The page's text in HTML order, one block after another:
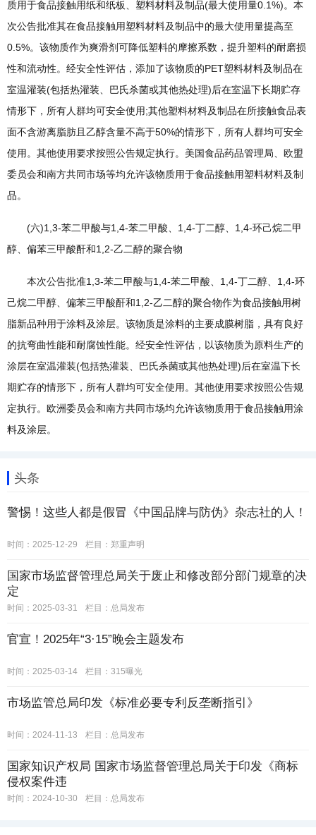
质用于食品接触用纸和纸板、塑料材料及制品(最大使用量0.1%)。本
次公告批准其在食品接触用塑料材料及制品中的最大使用量提高至
0.5%。该物质作为爽滑剂可降低塑料的摩擦系数，提升塑料的耐磨损
性和流动性。经安全性评估，添加了该物质的PET塑料材料及制品在
室温灌装(包括热灌装、巴氏杀菌或其他热处理)后在室温下长期贮存
情形下，所有人群均可安全使用;其他塑料材料及制品在所接触食品表
面不含游离脂肪且乙醇含量不高于50%的情形下，所有人群均可安全
使用。其他使用要求按照公告规定执行。美国食品药品管理局、欧盟
委员会和南方共同市场等均允许该物质用于食品接触用塑料材料及制
品。
(六)1,3-苯二甲酸与1,4-苯二甲酸、1,4-丁二醇、1,4-环己烷二甲
醇、偏苯三甲酸酐和1,2-乙二醇的聚合物
本次公告批准1,3-苯二甲酸与1,4-苯二甲酸、1,4-丁二醇、1,4-环
己烷二甲醇、偏苯三甲酸酐和1,2-乙二醇的聚合物作为食品接触用树
脂新品种用于涂料及涂层。该物质是涂料的主要成膜树脂，具有良好
的抗弯曲性能和耐腐蚀性能。经安全性评估，以该物质为原料生产的
涂层在室温灌装(包括热灌装、巴氏杀菌或其他热处理)后在室温下长
期贮存的情形下，所有人群均可安全使用。其他使用要求按照公告规
定执行。欧洲委员会和南方共同市场均允许该物质用于食品接触用涂
料及涂层。
头条
警惕！这些人都是假冒《中国品牌与防伪》杂志社的人！
时间：2025-12-29 栏目： 郑重声明
国家市场监督管理总局关于废止和修改部分部门规章的决
定
时间：2025-03-31 栏目： 总局发布
官宣！2025年“3·15”晚会主题发布
时间：2025-03-14 栏目： 315曝光
市场监管总局印发《标准必要专利反垄断指引》
时间：2024-11-13 栏目： 总局发布
国家知识产权局 国家市场监督管理总局关于印发《商标
侵权案件违
时间：2024-10-30 栏目： 总局发布